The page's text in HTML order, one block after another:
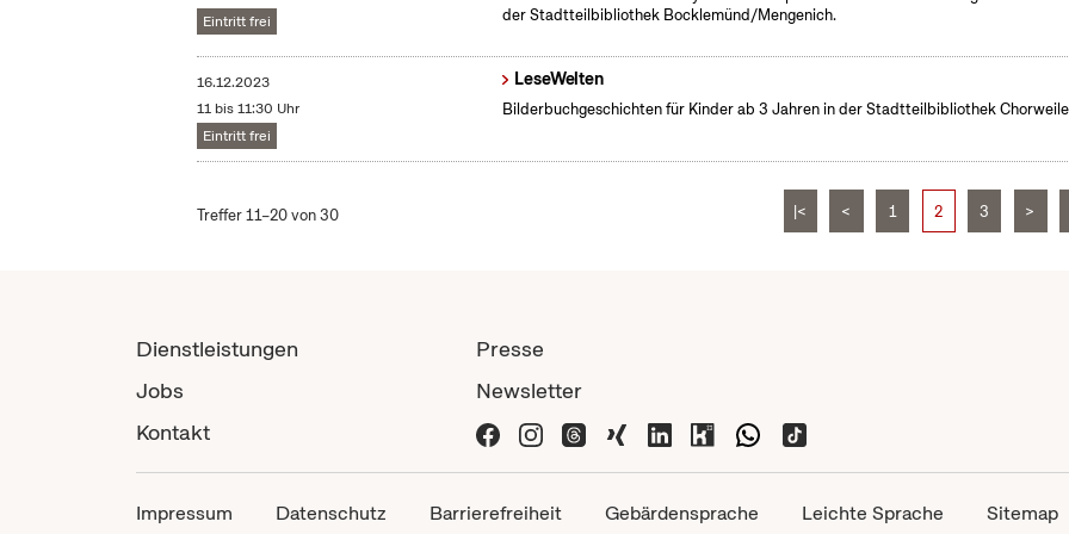
Eintritt frei
der Stadtteilbibliothek Bocklemünd/Mengenich.
16.12.2023
11 bis 11:30 Uhr
Eintritt frei
LeseWelten
Bilderbuchgeschichten für Kinder ab 3 Jahren in der Stadtteilbibliothek
Treffer 11–20 von 30 |< < 1 2 3 >
Dienstleistungen
Jobs
Kontakt
Presse
Newsletter
Impressum Datenschutz Barrierefreiheit Gebärdensprache Leichte Sprache Sitemap